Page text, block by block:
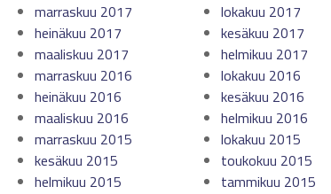
marraskuu 2017
lokakuu 2017
heinäkuu 2017
kesäkuu 2017
maaliskuu 2017
helmikuu 2017
marraskuu 2016
lokakuu 2016
heinäkuu 2016
kesäkuu 2016
maaliskuu 2016
helmikuu 2016
marraskuu 2015
lokakuu 2015
kesäkuu 2015
toukokuu 2015
helmikuu 2015
tammikuu 2015